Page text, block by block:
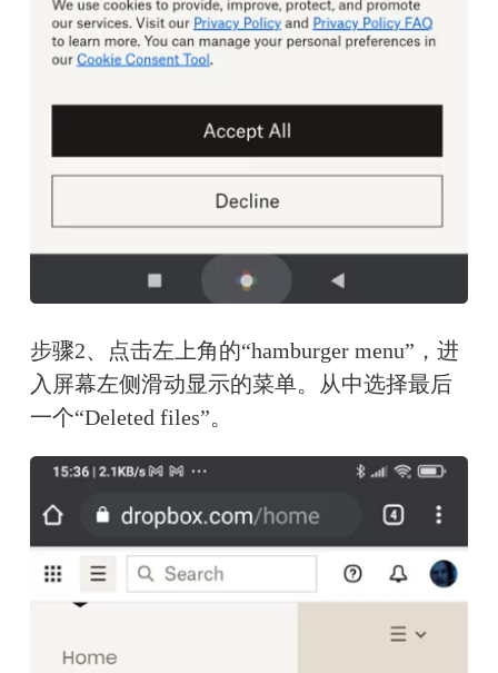
步骤2、点击左上角的“hamburger menu”，进
入屏幕左侧滑动显示的菜单。从中选择最后
一个“Deleted files”。